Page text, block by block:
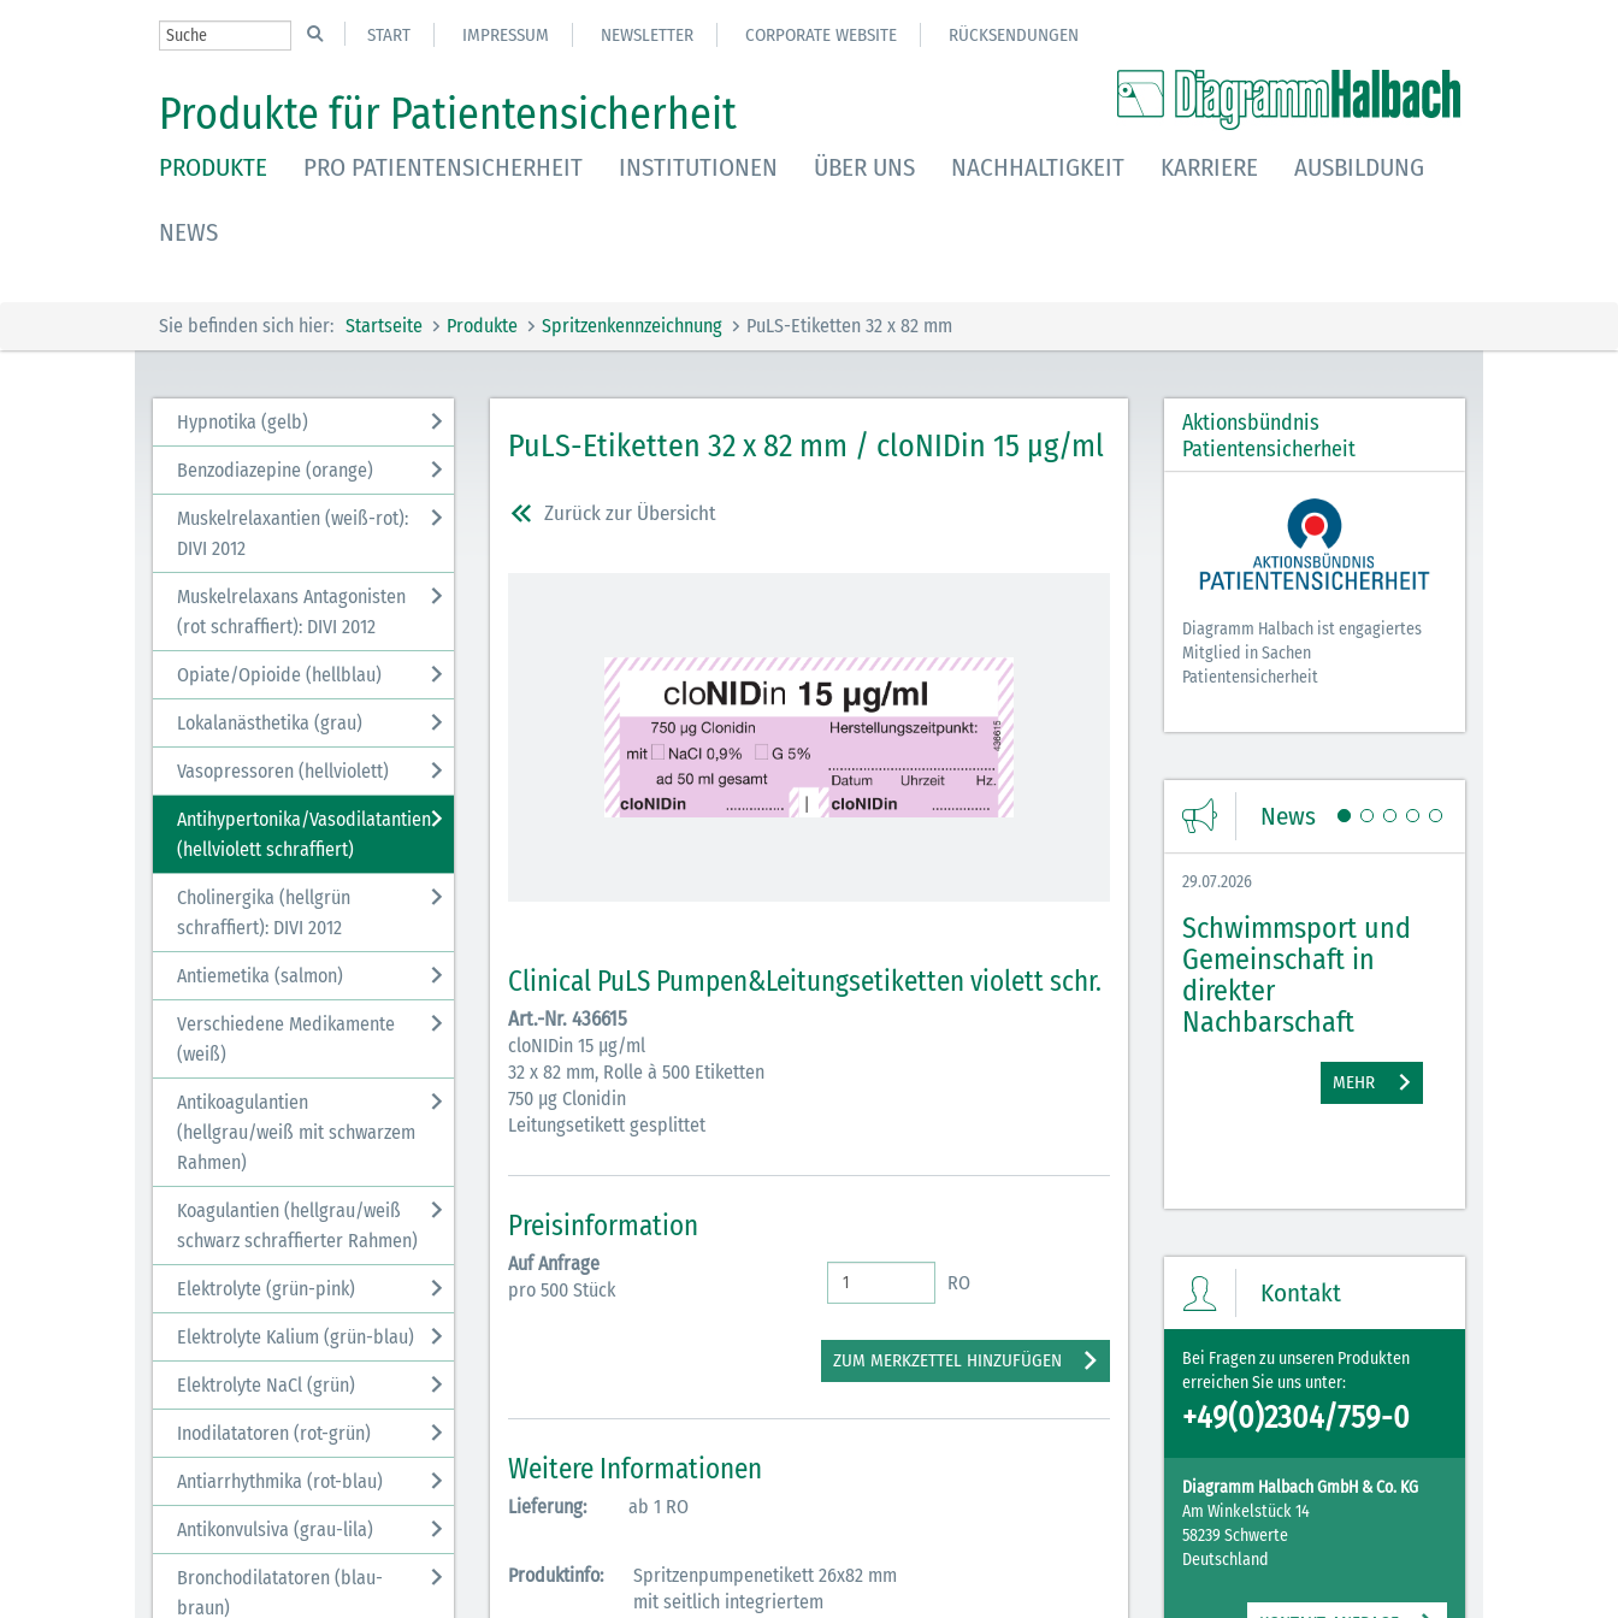
START IMPRESSUM NEWSLETTER CORPORATE WEBSITE RÜCKSENDUNGEN
Produkte für Patientensicherheit
PRODUKTE PRO PATIENTENSICHERHEIT INSTITUTIONEN ÜBER UNS NACHHALTIGKEIT KARRIERE AUSBILDUNG
NEWS
Sie befinden sich hier: Startseite Produkte Spritzenkennzeichnung PuLS-Etiketten 32 x 82 mm
Hypnotika (gelb)
Benzodiazepine (orange)
Muskelrelaxantien (weiß-rot):
DIVI 2012
Muskelrelaxans Antagonisten
(rot schraffiert): DIVI 2012
Opiate/Opioide (hellblau)
Lokalanästhetika (grau)
Vasopressoren (hellviolett)
Antihypertonika/Vasodilatantien
(hellviolett schraffiert)
Cholinergika (hellgrün
schraffiert): DIVI 2012
Antiemetika (salmon)
Verschiedene Medikamente
(weiß)
Antikoagulantien
(hellgrau/weiß mit schwarzem
Rahmen)
Koagulantien (hellgrau/weiß
schwarz schraffierter Rahmen)
Elektrolyte (grün-pink)
Elektrolyte Kalium (grün-blau)
Elektrolyte NaCl (grün)
Inodilatatoren (rot-grün)
Antiarrhythmika (rot-blau)
Antikonvulsiva (grau-lila)
Bronchodilatatoren (blau-
braun)
PuLS-Etiketten 32 x 82 mm / cloNIDin 15 µg/ml
Zurück zur Übersicht
Clinical PuLS Pumpen&Leitungsetiketten violett schr.
Art.-Nr. 436615
cloNIDin 15 µg/ml
32 x 82 mm, Rolle à 500 Etiketten
750 µg Clonidin
Leitungsetikett gesplittet
Preisinformation
Auf Anfrage
pro 500 Stück
RO
ZUM MERKZETTEL HINZUFÜGEN
Weitere Informationen
Lieferung: ab 1 RO
Produktinfo:
Spritzenpumpenetikett 26x82 mm
mit seitlich integriertem
Aktionsbündnis
Patientensicherheit
Diagramm Halbach ist engagiertes
Mitglied in Sachen
Patientensicherheit
News
Berufsleben bei
Diagramm Halbach
29.07.2026
Schwimmsport und
Gemeinschaft in
direkter
Nachbarschaft
MEHR
Kontakt
Bei Fragen zu unseren Produkten
erreichen Sie uns unter:
+49(0)2304/759-0
Diagramm Halbach GmbH & Co. KG
Am Winkelstück 14
58239 Schwerte
Deutschland